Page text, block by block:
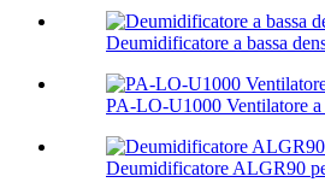
Deumidificatore a bassa
PA-LO-U1000 Ventilatore a
Deumidificatore ALGR90